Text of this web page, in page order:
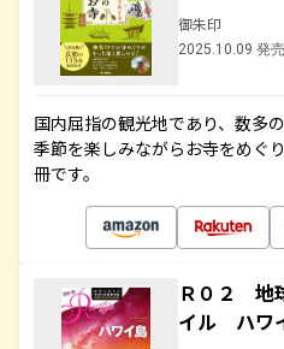
御朱印
2025.10.09 発売
国内屈指の観光地であり、数多
季節を楽しみながらお寺をめぐ
冊です。
Ｒ０２ 地
イル ハワ